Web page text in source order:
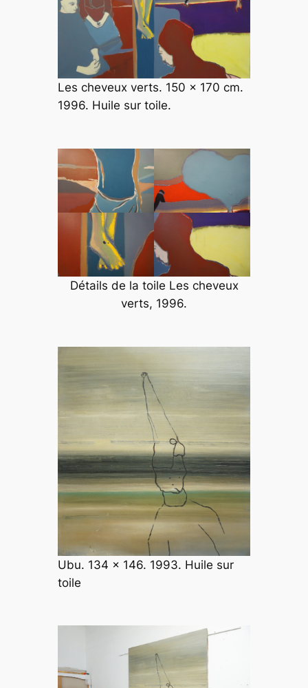
Les cheveux verts. 150 x 170 cm.
1996. Huile sur toile.
Détails de la toile Les cheveux
verts, 1996.
Ubu. 134 x 146. 1993. Huile sur
toile